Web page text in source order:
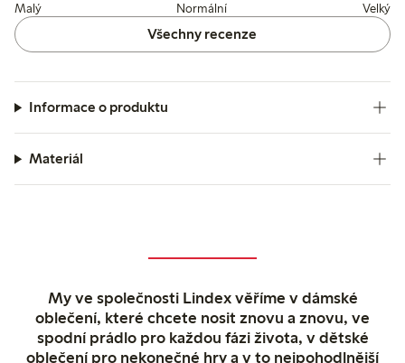
Malý Normální Velký
Všechny recenze
Informace o produktu
Materiál
My ve společnosti Lindex věříme v dámské
oblečení, které chcete nosit znovu a znovu, ve
spodní prádlo pro každou fázi života, v dětské
oblečení pro nekonečné hry a v to nejpohodlnější